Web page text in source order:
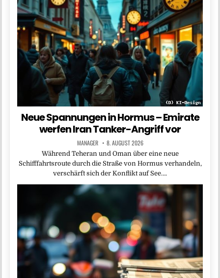
Neue Spannungen in Hormus – Emirate
werfen Iran Tanker-Angriff vor
MANAGER 8. AUGUST 2026
Während Teheran und Oman über eine neue
Schifffahrtsroute durch die Straße von Hormus verhandeln,
verschärft sich der Konflikt auf See….